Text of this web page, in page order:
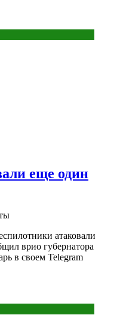
еще один
атаковали
врио губернатора
в своем Telegram